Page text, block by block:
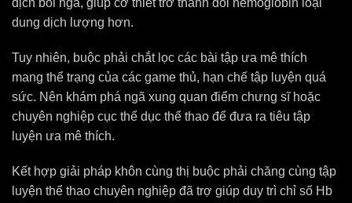
dịch bồi ngã, giúp cơ thiết trở thành đổi hemoglobin loại
dung dịch lượng hơn.
Tuy nhiên, buộc phải chắt lọc các bài tập ưa mê thích
mang thể trạng của các game thủ, hạn chế tập luyện quá
sức. Nên khám phá ngã xung quan điểm chưng sĩ hoặc
chuyên nghiệp cục thể dục thể thao để đưa ra tiêu tập
luyện ưa mê thích.
Kết hợp giải pháp khôn cùng thị buộc phải chăng cùng tập
luyện thể thao chuyên nghiệp đã trợ giúp duy trì chỉ số Hb